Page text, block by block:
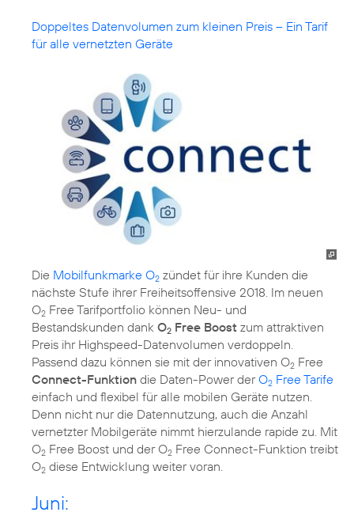
Doppeltes Datenvolumen zum kleinen Preis – Ein Tarif
für alle vernetzten Geräte
Die Mobilfunkmarke O2 zündet für ihre Kunden die
nächste Stufe ihrer Freiheitsoffensive 2018. Im neuen
O2 Free Tarifportfolio können Neu- und
Bestandskunden dank O2 Free Boost zum attraktiven
Preis ihr Highspeed-Datenvolumen verdoppeln.
Passend dazu können sie mit der innovativen O2 Free
Connect-Funktion die Daten-Power derO2 Free Tarife
einfach und flexibel für alle mobilen Geräte nutzen.
Denn nicht nur die Datennutzung, auch die Anzahl
vernetzter Mobilgeräte nimmt hierzulande rapide zu. Mit
O2 Free Boost und der O2 Free Connect-Funktion treibt
O2 diese Entwicklung weiter voran.
Juni: